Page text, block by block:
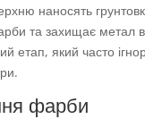
наносять
та захищає метал
етап, який часто
фарби